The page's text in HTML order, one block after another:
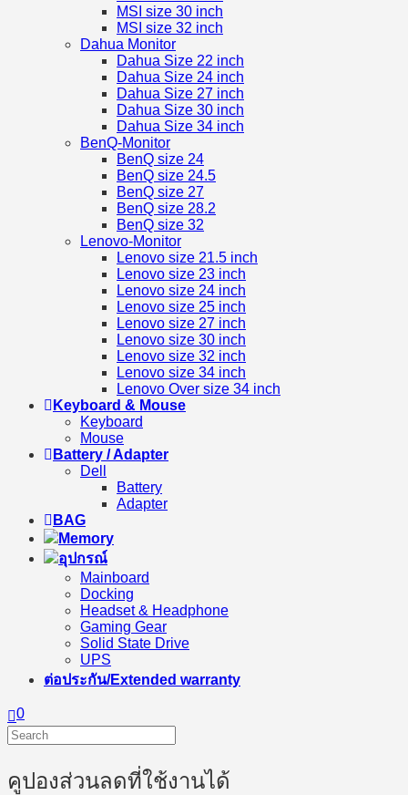
MSI size 30 inch
MSI size 32 inch
Dahua Monitor
Dahua Size 22 inch
Dahua Size 24 inch
Dahua Size 27 inch
Dahua Size 30 inch
Dahua Size 34 inch
BenQ-Monitor
BenQ size 24
BenQ size 24.5
BenQ size 27
BenQ size 28.2
BenQ size 32
Lenovo-Monitor
Lenovo size 21.5 inch
Lenovo size 23 inch
Lenovo size 24 inch
Lenovo size 25 inch
Lenovo size 27 inch
Lenovo size 30 inch
Lenovo size 32 inch
Lenovo size 34 inch
Lenovo Over size 34 inch
Keyboard & Mouse
Keyboard
Mouse
Battery / Adapter
Dell
Battery
Adapter
BAG
Memory
อุปกรณ์
Mainboard
Docking
Headset & Headphone
Gaming Gear
Solid State Drive
UPS
ต่อประกัน/Extended warranty
0
คูปองส่วนลดที่ใช้งานได้